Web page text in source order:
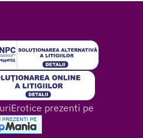
prezenti pe